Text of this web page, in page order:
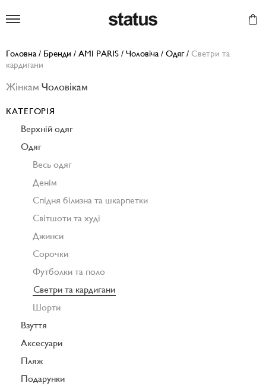
Головна / Бренди / AMI PARIS / Чоловіча / Одяг/ Светри та
кардигани
Жінкам Чоловікам
КАТЕГОРІЯ
Верхній одяг
Одяг
Весь одяг
Денім
Спідня білизна та шкарпетки
Світшоти та худі
Джинси
Сорочки
Футболки та поло
Светри та кардигани
Шорти
Взуття
Аксесуари
Пляж
Подарунки